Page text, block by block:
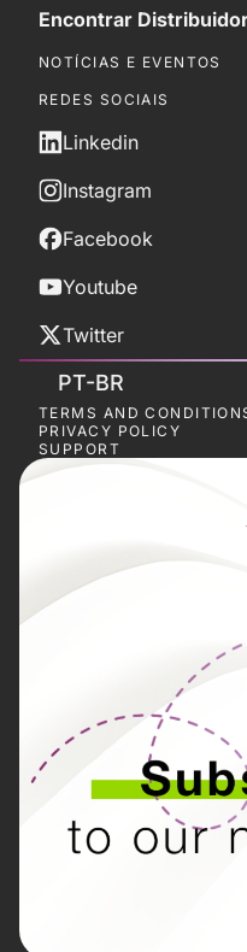
Encontrar
NOTÍCIAS E EVENTOS
REDES SOCIAIS
Linkedin
Instagram
Facebook
Youtube
Twitter
PT-BR
TERMS AND
PRIVACY POLICY
SUPPORT